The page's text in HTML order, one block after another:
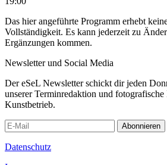
Das hier angeführte Programm erhebt
Vollständigkeit. Es kann jederzeit zu
Ergänzungen kommen.
Newsletter und Social Media
Der eSeL Newsletter schickt dir jeden
unserer Terminredaktion und
Kunstbetrieb.
Abonnieren
Datenschutz